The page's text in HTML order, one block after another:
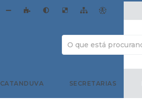
CATANDUVA SECRETARIAS